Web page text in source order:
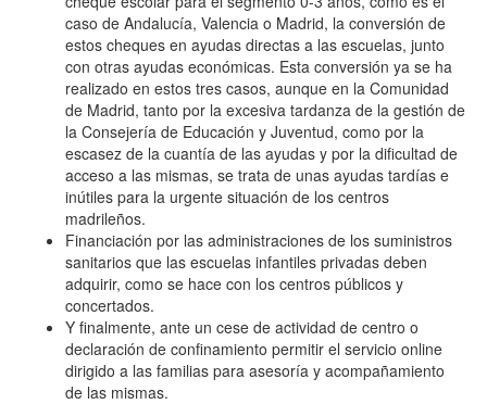
caso de Andalucía, Valencia o Madrid, la conversión de
estos cheques en ayudas directas a las escuelas, junto
con otras ayudas económicas. Esta conversión ya se ha
realizado en estos tres casos, aunque en la Comunidad
de Madrid, tanto por la excesiva tardanza de la gestión de
la Consejería de Educación y Juventud, como por la
escasez de la cuantía de las ayudas y por la dificultad de
acceso a las mismas, se trata de unas ayudas tardías e
inútiles para la urgente situación de los centros
madrileños.
Financiación por las administraciones de los suministros
sanitarios que las escuelas infantiles privadas deben
adquirir, como se hace con los centros públicos y
concertados.
Y finalmente, ante un cese de actividad de centro o
declaración de confinamiento permitir el servicio online
dirigido a las familias para asesoría y acompañamiento
de las mismas.